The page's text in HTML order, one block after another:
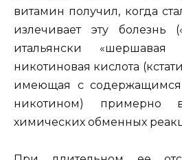
витамин получил, когда
излечивает эту болезнь
итальянски «шершавая
никоти­новая кислота
имеющая с
никотином) примерно
химических обменных